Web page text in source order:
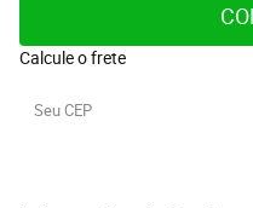
Calcule o frete